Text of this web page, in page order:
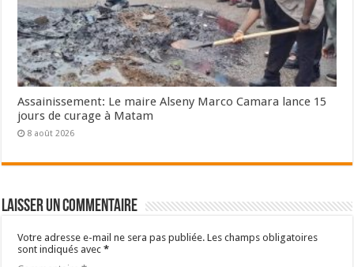
Assainissement: Le maire Alseny Marco Camara lance 15
jours de curage à Matam
8 août 2026
Laisser un commentaire
Votre adresse e-mail ne sera pas publiée. Les champs obligatoires
sont indiqués avec*